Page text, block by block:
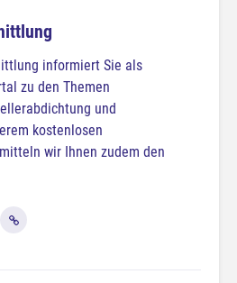
informiert Sie als
zu den Themen
und
kostenlosen
wir Ihnen zudem den